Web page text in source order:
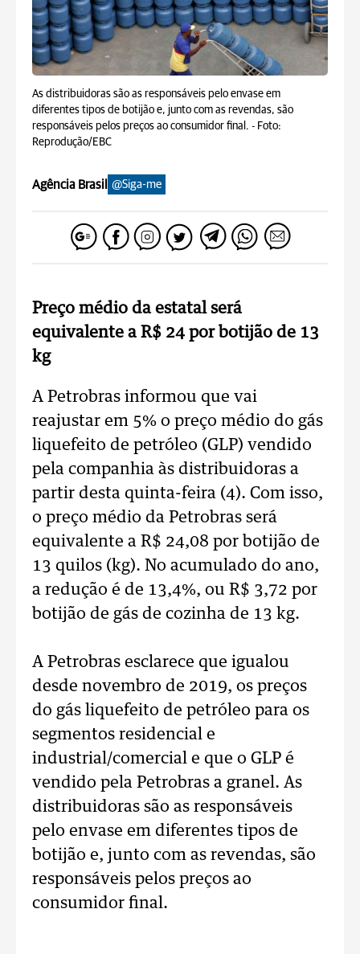
As distribuidoras são as responsáveis pelo envase em
diferentes tipos de botijão e, junto com as revendas, são
responsáveis pelos preços ao consumidor final. - Foto:
Reprodução/EBC
Agência Brasil @Siga-me
Preço médio da estatal será
equivalente a R$ 24 por botijão de 13
kg
A Petrobras informou que vai
reajustar em 5% o preço médio do gás
liquefeito de petróleo (GLP) vendido
pela companhia às distribuidoras a
partir desta quinta-feira (4). Com isso,
o preço médio da Petrobras será
equivalente a R$ 24,08 por botijão de
13 quilos (kg). No acumulado do ano,
a redução é de 13,4%, ou R$ 3,72 por
botijão de gás de cozinha de 13 kg.
A Petrobras esclarece que igualou
desde novembro de 2019, os preços
do gás liquefeito de petróleo para os
segmentos residencial e
industrial/comercial e que o GLP é
vendido pela Petrobras a granel. As
distribuidoras são as responsáveis
pelo envase em diferentes tipos de
botijão e, junto com as revendas, são
responsáveis pelos preços ao
consumidor final.